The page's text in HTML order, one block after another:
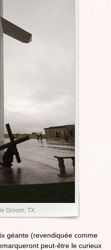
Groom, TX.
géante (revendiquée comme
peut-être le curieux